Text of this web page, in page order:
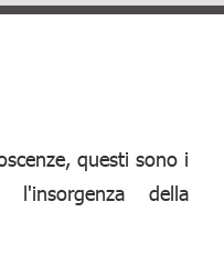
questi sono i
della